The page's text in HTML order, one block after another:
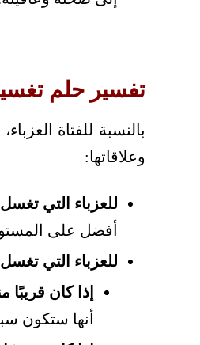
تفسير حلم
بالنسبة للفتاة
وعلاقاتها:
للعزباء التي
أفضل على
للعزباء التي
إذا كان قريبًا
أنها ستكون